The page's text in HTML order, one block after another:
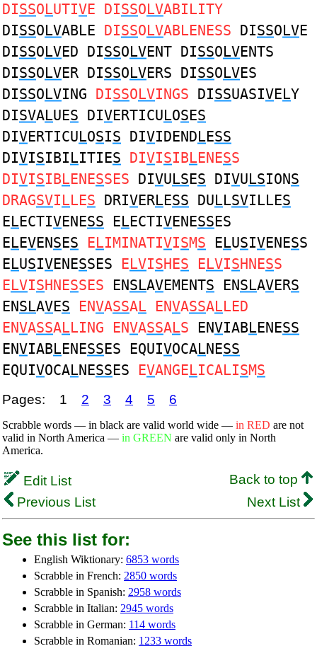
DISSOLUTIVE DISSOLVABILITY
DISSOLVABLE DISSOLVABLENESS DISSOLVE
DISSOLVED DISSOLVENT DISSOLVENTS
DISSOLVER DISSOLVERS DISSOLVES
DISSOLVING DISSOLVINGS DISSUASIVELY
DISVALUES DIVERTICULOSES
DIVERTICULOSIS DIVIDENDLESS
DIVISIBILITIES DIVISIBLENESS
DIVISIBLENESSES DIVULSES DIVULSIONS
DRAGSVILLES DRIVERLESS DULLSVILLES
ELECTIVENESS ELECTIVENESSES
ELEVENSES ELIMINATIVISMS ELUSIVENESS
ELUSIVENESSES ELVISHES ELVISHNESS
ELVISHNESSES ENSLAVEMENTS ENSLAVERS
ENSLAVES ENVASSAL ENVASSALLED
ENVASSALLING ENVASSALS ENVIABLENESS
ENVIABLENESSES EQUIVOCALNESS
EQUIVOCALNESSES EVANGELICALISMS
Pages: 1 2 3 4 5 6
Scrabble words — in black are valid world wide — in RED are not
valid in North America — in GREEN are valid only in North
America.
Edit List
Back to top
Previous List
Next List
See this list for:
English Wiktionary: 6853 words
Scrabble in French: 2850 words
Scrabble in Spanish: 2958 words
Scrabble in Italian: 2945 words
Scrabble in German: 114 words
Scrabble in Romanian: 1233 words